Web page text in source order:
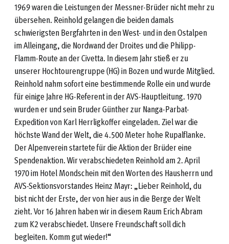
1969 waren die Leistungen der Messner-Brüder nicht mehr zu
übersehen. Reinhold gelangen die beiden damals
schwierigsten Bergfahrten in den West- und in den Ostalpen
im Alleingang, die Nordwand der Droites und die Philipp-
Flamm-Route an der Civetta. In diesem Jahr stieß er zu
unserer Hochtourengruppe (HG) in Bozen und wurde Mitglied.
Reinhold nahm sofort eine bestimmende Rolle ein und wurde
für einige Jahre HG-Referent in der AVS-Hauptleitung. 1970
wurden er und sein Bruder Günther zur Nanga-Parbat-
Expedition von Karl Herrligkoffer eingeladen. Ziel war die
höchste Wand der Welt, die 4.500 Meter hohe Rupalflanke.
Der Alpenverein startete für die Aktion der Brüder eine
Spendenaktion. Wir verabschiedeten Reinhold am 2. April
1970 im Hotel Mondschein mit den Worten des Hausherrn und
AVS-Sektionsvorstandes Heinz Mayr: „Lieber Reinhold, du
bist nicht der Erste, der von hier aus in die Berge der Welt
zieht. Vor 16 Jahren haben wir in diesem Raum Erich Abram
zum K2 verabschiedet. Unsere Freundschaft soll dich
begleiten. Komm gut wieder!“